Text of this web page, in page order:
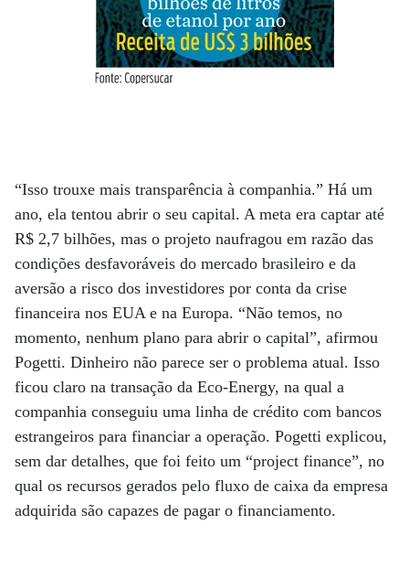
“Isso trouxe mais transparência à companhia.” Há um
ano, ela tentou abrir o seu capital. A meta era captar até
R$ 2,7 bilhões, mas o projeto naufragou em razão das
condições desfavoráveis do mercado brasileiro e da
aversão a risco dos investidores por conta da crise
financeira nos EUA e na Europa. “Não temos, no
momento, nenhum plano para abrir o capital”, afirmou
Pogetti. Dinheiro não parece ser o problema atual. Isso
ficou claro na transação da Eco-Energy, na qual a
companhia conseguiu uma linha de crédito com bancos
estrangeiros para financiar a operação. Pogetti explicou,
sem dar detalhes, que foi feito um “project finance”, no
qual os recursos gerados pelo fluxo de caixa da empresa
adquirida são capazes de pagar o financiamento.